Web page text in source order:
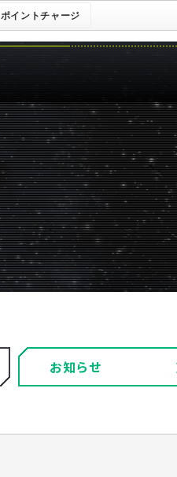
ポイントチャージ
お知らせ